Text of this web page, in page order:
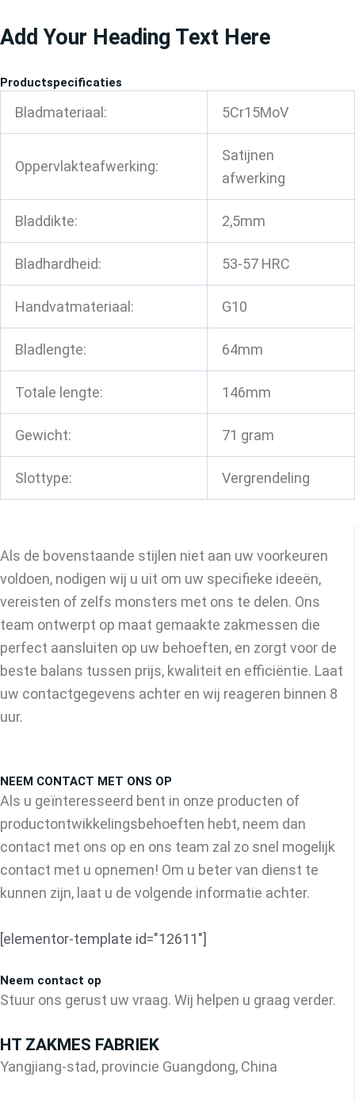
naar
inhoud
Add Your Heading Text Here
Productspecificaties
Bladmateriaal: 5Cr15MoV
Oppervlakteafwerking:
Satijnen
afwerking
Bladdikte: 2,5mm
Bladhardheid: 53-57 HRC
Handvatmateriaal: G10
Bladlengte: 64mm
Totale lengte: 146mm
Gewicht: 71 gram
Slottype: Vergrendeling
Als de bovenstaande stijlen niet aan uw voorkeuren
voldoen, nodigen wij u uit om uw specifieke ideeën,
vereisten of zelfs monsters met ons te delen. Ons
team ontwerpt op maat gemaakte zakmessen die
perfect aansluiten op uw behoeften, en zorgt voor de
beste balans tussen prijs, kwaliteit en efficiëntie. Laat
uw contactgegevens achter en wij reageren binnen 8
uur.
NEEM CONTACT MET ONS OP
Als u geïnteresseerd bent in onze producten of
productontwikkelingsbehoeften hebt, neem dan
contact met ons op en ons team zal zo snel mogelijk
contact met u opnemen! Om u beter van dienst te
kunnen zijn, laat u de volgende informatie achter.
[elementor-template id="12611"]
Neem contact op
Stuur ons gerust uw vraag. Wij helpen u graag verder.
HT ZAKMES FABRIEK
Yangjiang-stad, provincie Guangdong, China